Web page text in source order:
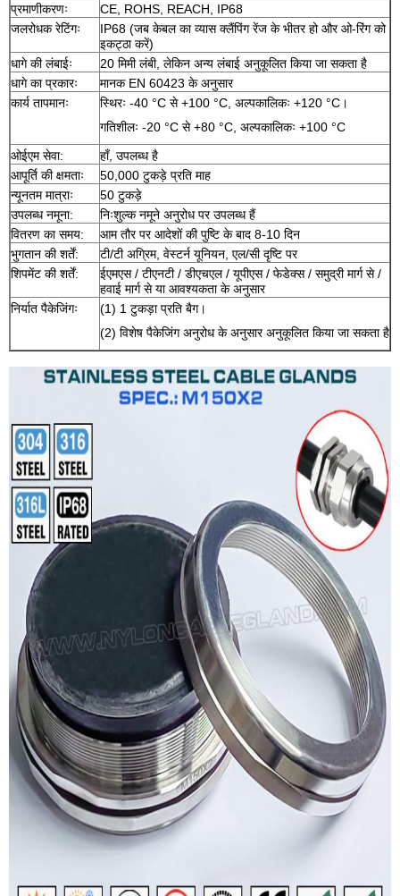
प्रमाणीकरणः
CE, ROHS, REACH, IP68
जलरोधक रेटिंगः
IP68 (जब केबल का व्यास क्लैंपिंग रेंज के भीतर हो और ओ-रिंग को
इकट्ठा करें)
धागे की लंबाईः
20 मिमी लंबी, लेकिन अन्य लंबाई अनुकूलित किया जा सकता है
धागे का प्रकारः
मानक EN 60423 के अनुसार
कार्य तापमानः
स्थिरः -40 °C से +100 °C, अल्पकालिकः +120 °C।
गतिशीलः -20 °C से +80 °C, अल्पकालिकः +100 °C
ओईएम सेवा:
हाँ, उपलब्ध है
आपूर्ति की क्षमताः
50,000 टुकड़े प्रति माह
न्यूनतम मात्राः
50 टुकड़े
उपलब्ध नमूना:
निःशुल्क नमूने अनुरोध पर उपलब्ध हैं
वितरण का समय:
आम तौर पर आदेशों की पुष्टि के बाद 8-10 दिन
भुगतान की शर्तें:
टी/टी अग्रिम, वेस्टर्न यूनियन, एल/सी दृष्टि पर
शिपमेंट की शर्तें:
ईएमएस / टीएनटी / डीएचएल / यूपीएस / फेडेक्स / समुद्री मार्ग से /
हवाई मार्ग से या आवश्यकता के अनुसार
निर्यात पैकेजिंगः
(1) 1 टुकड़ा प्रति बैग।
(2) विशेष पैकेजिंग अनुरोध के अनुसार अनुकूलित किया जा सकता है